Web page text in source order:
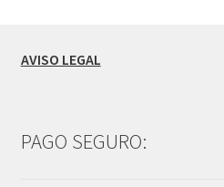
AVISO LEGAL
PAGO SEGURO: